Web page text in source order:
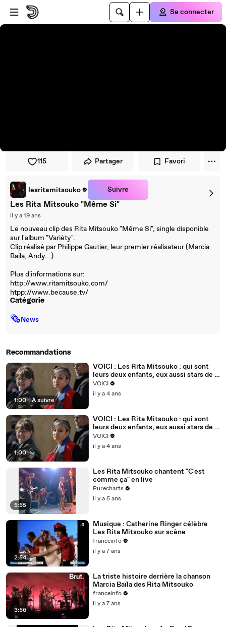
Passer au player
Passer au contenu principal
Se connecter
115 Partager Favori
lesritamitsouko Suivre
Les Rita Mitsouko "Même Si"
il y a 19 ans
Le nouveau clip des Rita Mitsouko "Même Si", single disponible
sur l'album "Variéty".
Clip réalisé par Philippe Gautier, leur premier réalisateur (Marcia
Baila, Andy...).
Plus d'informations sur:
http://www.ritamitsouko.com/
htpp://www.because.tv/
Catégorie
🗞News
Recommandations
1:00 | À suivre
VOICI : Les Rita Mitsouko : qui sont
leurs deux enfants, eux aussi stars de la
chanson ? (1)
VOICI
il y a 4 ans
1:00
VOICI : Les Rita Mitsouko : qui sont
leurs deux enfants, eux aussi stars de la
chanson ?
VOICI
il y a 4 ans
5:55
Les Rita Mitsouko chantent "C'est
comme ça" en live
Purecharts
il y a 5 ans
2:54
Musique : Catherine Ringer célèbre
Les Rita Mitsouko sur scène
franceinfo
il y a 7 ans
3:56
La triste histoire derrière la chanson
Marcia Baïla des Rita Mitsouko
franceinfo
il y a 7 ans